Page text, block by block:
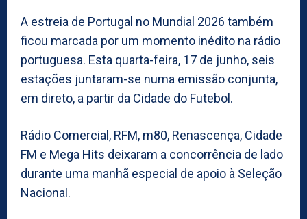
A estreia de Portugal no Mundial 2026 também
ficou marcada por um momento inédito na rádio
portuguesa. Esta quarta-feira, 17 de junho, seis
estações juntaram-se numa emissão conjunta,
em direto, a partir da Cidade do Futebol.
Rádio Comercial, RFM, m80, Renascença, Cidade
FM e Mega Hits deixaram a concorrência de lado
durante uma manhã especial de apoio à Seleção
Nacional.